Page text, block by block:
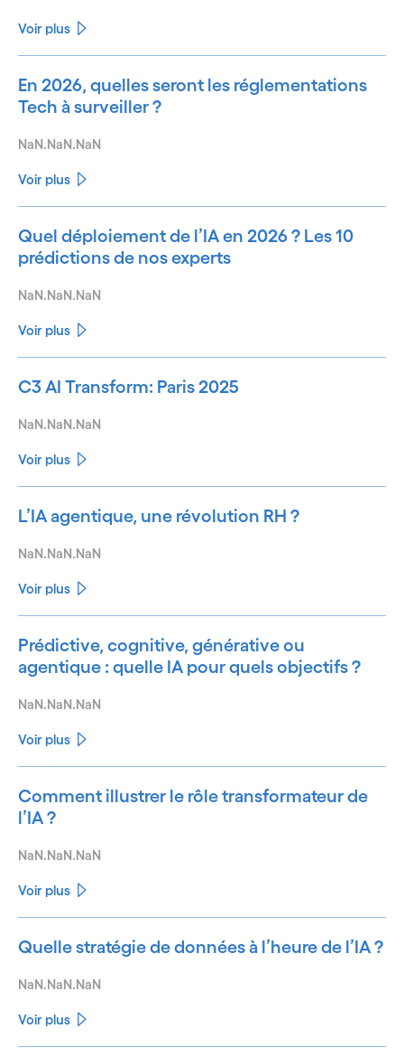
Voir plus
En 2026, quelles seront les réglementations
Tech à surveiller ?
NaN.NaN.NaN
Voir plus
Quel déploiement de l’IA en 2026 ? Les 10
prédictions de nos experts
NaN.NaN.NaN
Voir plus
C3 AI Transform: Paris 2025
NaN.NaN.NaN
Voir plus
L’IA agentique, une révolution RH ?
NaN.NaN.NaN
Voir plus
Prédictive, cognitive, générative ou
agentique : quelle IA pour quels objectifs ?
NaN.NaN.NaN
Voir plus
Comment illustrer le rôle transformateur de
l’IA ?
NaN.NaN.NaN
Voir plus
Quelle stratégie de données à l’heure de l’IA ?
NaN.NaN.NaN
Voir plus